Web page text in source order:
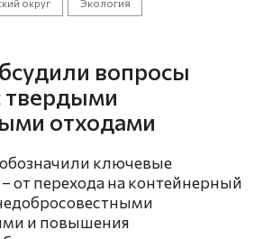
округ Экология
вопросы
твердыми
отходами
ключевые
от перехода на контейнерный
и повышения